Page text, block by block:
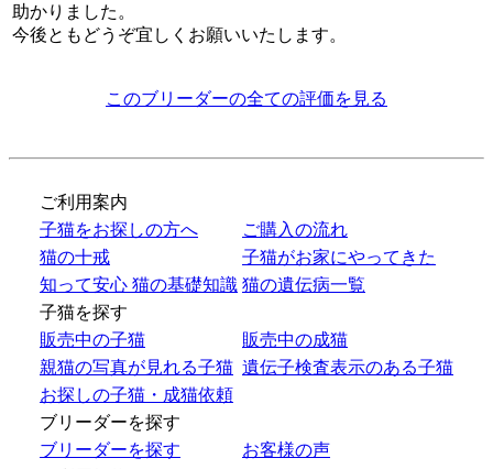
助かりました。
今後ともどうぞ宜しくお願いいたします。
このブリーダーの全ての評価を見る
ご利用案内
子猫をお探しの方へ
ご購入の流れ
猫の十戒
子猫がお家にやってきた
知って安心 猫の基礎知識 猫の遺伝病一覧
子猫を探す
販売中の子猫
販売中の成猫
親猫の写真が見れる子猫 遺伝子検査表示のある子猫
お探しの子猫・成猫依頼
ブリーダーを探す
ブリーダーを探す
お客様の声